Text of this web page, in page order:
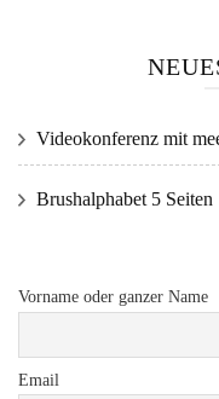
Videokonferenz mit
Brushalphabet 5 Seiten
Vorname oder ganzer Name
Email